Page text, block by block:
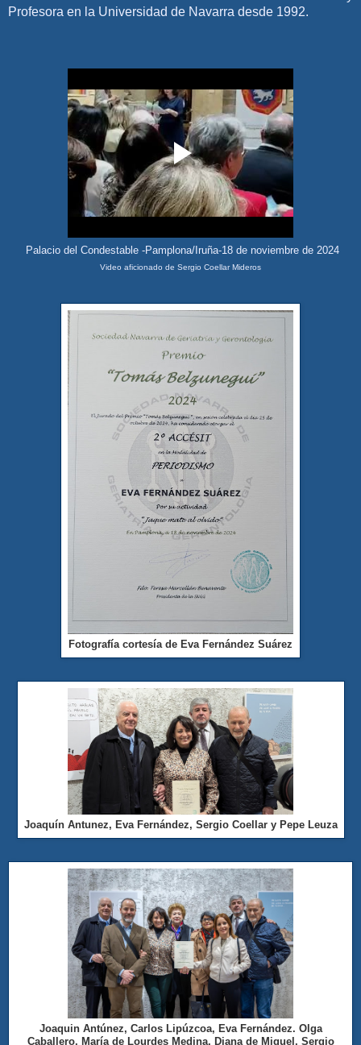
Profesora en la Universidad de Navarra desde 1992.
Palacio del Condestable -Pamplona/Iruña-18 de noviembre de 2024
Video aficionado de Sergio Coellar Mideros
Fotografía cortesía de Eva Fernández Suárez
Joaquín Antunez, Eva Fernández, Sergio Coellar y Pepe Leuza
Joaquin Antúnez, Carlos Lipúzcoa, Eva Fernández. Olga
Caballero, María de Lourdes Medina, Diana de Miguel, Sergio